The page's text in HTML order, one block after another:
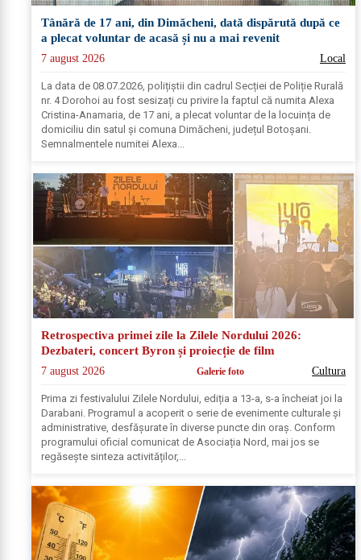
Tânără de 17 ani, din Dimăcheni, dată dispărută după ce
a plecat voluntar de acasă și nu a mai revenit
7 august 2026 Local
La data de 08.07.2026, polițiștii din cadrul Secției de Poliție Rurală
nr. 4 Dorohoi au fost sesizați cu privire la faptul că numita Alexa
Cristina-Anamaria, de 17 ani, a plecat voluntar de la locuința de
domiciliu din satul și comuna Dimăcheni, județul Botoșani.
Semnalmentele numitei Alexa...
Retrospectiva primei zile la Zilele Nordului 2026:
Dezbateri, concert Byron și proiecție de film
7 august 2026 Galerie foto Cultura
Prima zi festivalului Zilele Nordului, ediția a 13-a, s-a încheiat joi la
Darabani. Programul a acoperit o serie de evenimente culturale și
administrative, desfășurate în diverse puncte din oraș. Conform
programului oficial comunicat de Asociația Nord, mai jos se
regăsește sinteza activităților,...